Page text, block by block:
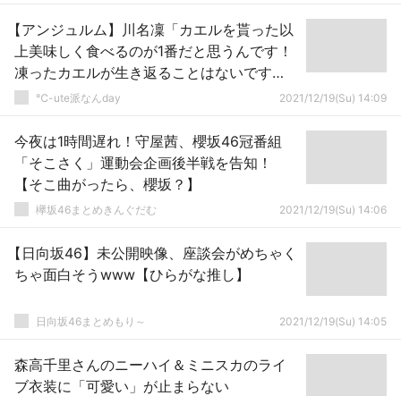
【アンジュルム】川名凜「カエルを貰った以
上美味しく食べるのが1番だと思うんです！
凍ったカエルが生き返ることはないです
し、それが最善！」
℃-ute派なんday 2021/12/19(Su) 14:09
今夜は1時間遅れ！守屋茜、櫻坂46冠番組
「そこさく」運動会企画後半戦を告知！
【そこ曲がったら、櫻坂？】
欅坂46まとめきんぐだむ 2021/12/19(Su) 14:06
【日向坂46】未公開映像、座談会がめちゃく
ちゃ面白そうwww【ひらがな推し】
日向坂46まとめもり～ 2021/12/19(Su) 14:05
森高千里さんのニーハイ＆ミニスカのライ
ブ衣装に「可愛い」が止まらない